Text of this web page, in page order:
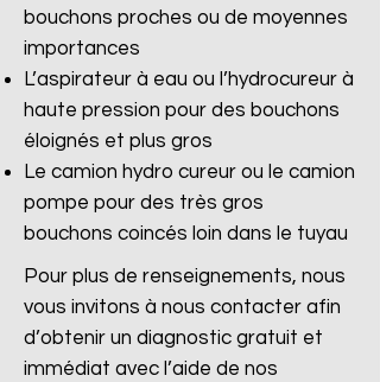
bouchons proches ou de moyennes
importances
L’aspirateur à eau ou l’hydrocureur à
haute pression pour des bouchons
éloignés et plus gros
Le camion hydro cureur ou le camion
pompe pour des très gros
bouchons coincés loin dans le tuyau
Pour plus de renseignements, nous
vous invitons à nous contacter afin
d’obtenir un diagnostic gratuit et
immédiat avec l’aide de nos